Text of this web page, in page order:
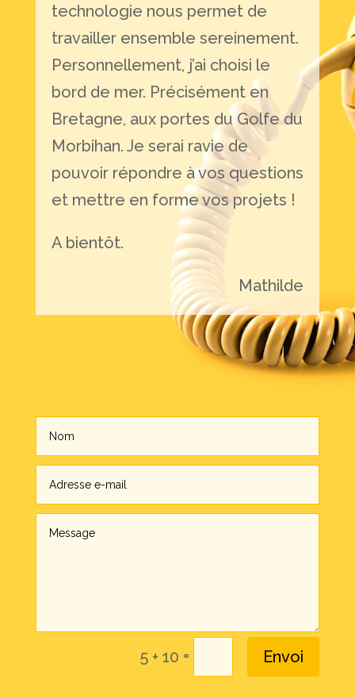
technologie nous permet de
travailler ensemble sereinement.
Personnellement, j’ai choisi le
bord de mer. Précisément en
Bretagne, aux portes du Golfe du
Morbihan. Je serai ravie de
pouvoir répondre à vos questions
et mettre en forme vos projets !
A bientôt.
Mathilde
5 + 10 = Envoi